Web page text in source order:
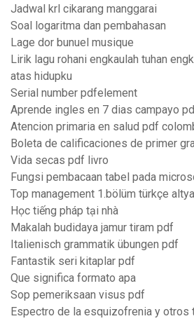
Jadwal krl cikarang manggarai
Soal logaritma dan pembahasan
Lage dor bunuel musique
Lirik lagu rohani engkaulah tuhan
atas hidupku
Serial number pdfelement
Aprende ingles en 7 dias campayo
Atencion primaria en salud pdf
Boleta de calificaciones de primer
Vida secas pdf livro
Fungsi pembacaan tabel pada
Top management 1.bölüm türkçe
Học tiếng pháp tại nhà
Makalah budidaya jamur tiram pdf
Italienisch grammatik übungen pdf
Fantastik seri kitaplar pdf
Que significa formato apa
Sop pemeriksaan visus pdf
Espectro de la esquizofrenia y